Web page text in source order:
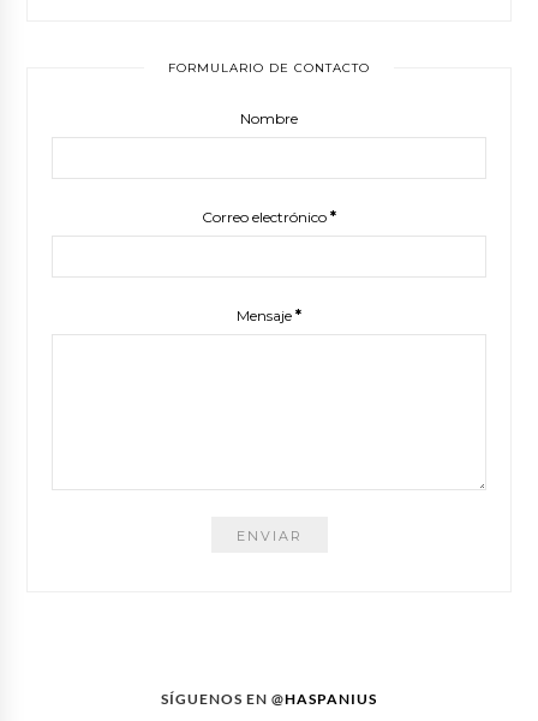
FORMULARIO DE CONTACTO
Nombre
Correo electrónico *
Mensaje *
SÍGUENOS EN @HASPANIUS